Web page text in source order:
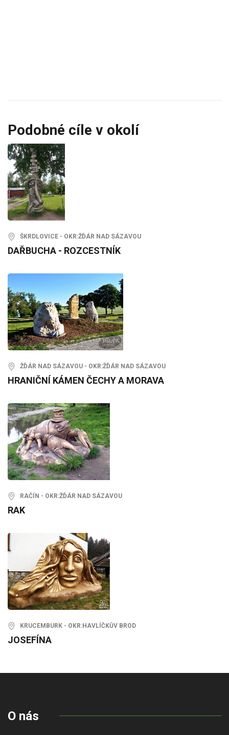
Podobné cíle v okolí
ŠKRDLOVICE - OKR:ŽĎÁR NAD SÁZAVOU
DAŘBUCHA - ROZCESTNÍK
ŽĎÁR NAD SÁZAVOU - OKR:ŽĎÁR NAD SÁZAVOU
HRANIČNÍ KÁMEN ČECHY A MORAVA
RAČÍN - OKR:ŽĎÁR NAD SÁZAVOU
RAK
KRUCEMBURK - OKR:HAVLÍČKŮV BROD
JOSEFÍNA
O nás